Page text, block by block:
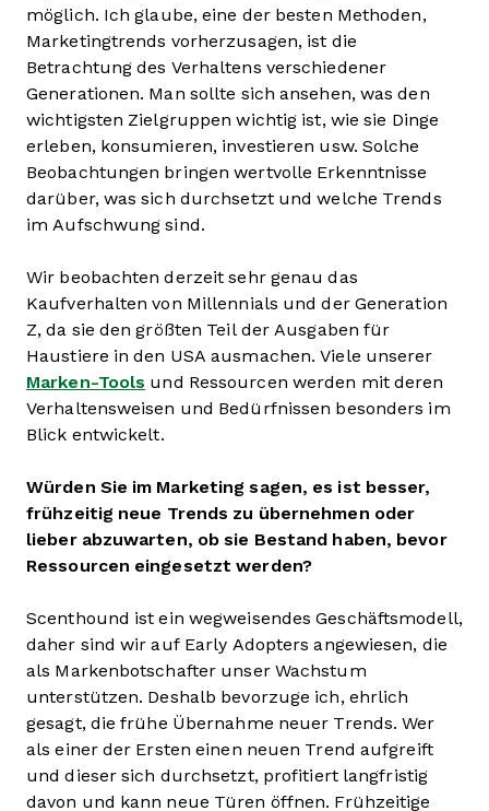
möglich. Ich glaube, eine der besten Methoden,
Marketingtrends vorherzusagen, ist die
Betrachtung des Verhaltens verschiedener
Generationen. Man sollte sich ansehen, was den
wichtigsten Zielgruppen wichtig ist, wie sie Dinge
erleben, konsumieren, investieren usw. Solche
Beobachtungen bringen wertvolle Erkenntnisse
darüber, was sich durchsetzt und welche Trends
im Aufschwung sind.
Wir beobachten derzeit sehr genau das
Kaufverhalten von Millennials und der Generation
Z, da sie den größten Teil der Ausgaben für
Haustiere in den USA ausmachen. Viele unserer
Marken-Tools und Ressourcen werden mit deren
Verhaltensweisen und Bedürfnissen besonders im
Blick entwickelt.
Würden Sie im Marketing sagen, es ist besser,
frühzeitig neue Trends zu übernehmen oder
lieber abzuwarten, ob sie Bestand haben, bevor
Ressourcen eingesetzt werden?
Scenthound ist ein wegweisendes Geschäftsmodell,
daher sind wir auf Early Adopters angewiesen, die
als Markenbotschafter unser Wachstum
unterstützen. Deshalb bevorzuge ich, ehrlich
gesagt, die frühe Übernahme neuer Trends. Wer
als einer der Ersten einen neuen Trend aufgreift
und dieser sich durchsetzt, profitiert langfristig
davon und kann neue Türen öffnen. Frühzeitige